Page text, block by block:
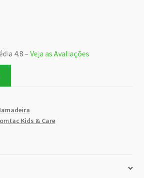
4.8 – Veja as Avaliações
Kids & Care